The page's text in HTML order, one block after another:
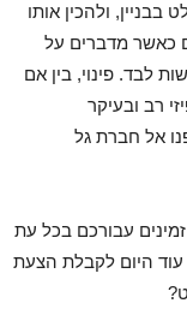
ולהכין אותו
כאשר מדברים על
לבד. פינוי, בין אם
רב ובעיקר
אל חברת גל
הוקמה בשנת 2008 ונציגיה זמינים עבורכם בכל עת
היום לקבלת הצעת